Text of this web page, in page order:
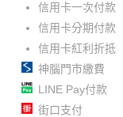
信用卡一次付款
信用卡分期付款
信用卡紅利折抵
神腦門市繳費
LINE Pay付款
街口支付